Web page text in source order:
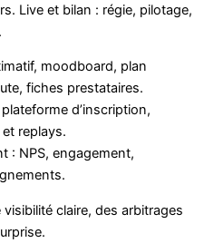
Live et bilan : régie, pilotage,
moodboard, plan
fiches prestataires.
d’inscription,
replays.
: NPS, engagement,
claire, des arbitrages